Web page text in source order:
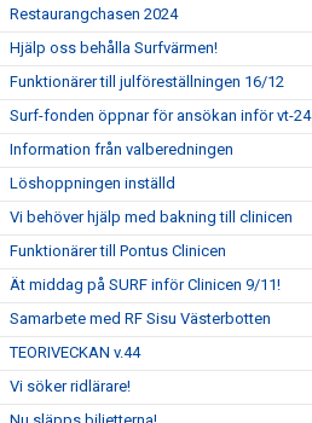
Restaurangchasen 2024
Hjälp oss behålla Surfvärmen!
Funktionärer till julföreställningen 16/12
Surf-fonden öppnar för ansökan inför vt-24
Information från valberedningen
Löshoppningen inställd
Vi behöver hjälp med bakning till clinicen
Funktionärer till Pontus Clinicen
Ät middag på SURF inför Clinicen 9/11!
Samarbete med RF Sisu Västerbotten
TEORIVECKAN v.44
Vi söker ridlärare!